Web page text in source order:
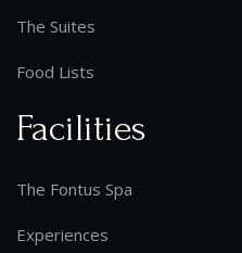
The Suites
Food Lists
Facilities
The Fontus Spa
Experiences